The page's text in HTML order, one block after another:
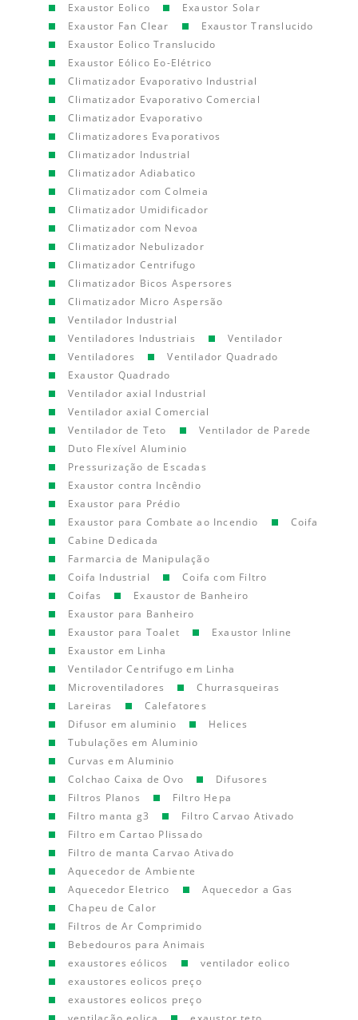
Exaustor Eolico
Exaustor Solar
Exaustor Fan Clear
Exaustor Translucido
Exaustor Eolico Translucido
Exaustor Eólico Eo-Elétrico
Climatizador Evaporativo Industrial
Climatizador Evaporativo Comercial
Climatizador Evaporativo
Climatizadores Evaporativos
Climatizador Industrial
Climatizador Adiabatico
Climatizador com Colmeia
Climatizador Umidificador
Climatizador com Nevoa
Climatizador Nebulizador
Climatizador Centrifugo
Climatizador Bicos Aspersores
Climatizador Micro Aspersão
Ventilador Industrial
Ventiladores Industriais
Ventilador
Ventiladores
Ventilador Quadrado
Exaustor Quadrado
Ventilador axial Industrial
Ventilador axial Comercial
Ventilador de Teto
Ventilador de Parede
Duto Flexível Aluminio
Pressurização de Escadas
Exaustor contra Incêndio
Exaustor para Prédio
Exaustor para Combate ao Incendio
Coifa
Cabine Dedicada
Farmarcia de Manipulação
Coifa Industrial
Coifa com Filtro
Coifas
Exaustor de Banheiro
Exaustor para Banheiro
Exaustor para Toalet
Exaustor Inline
Exaustor em Linha
Ventilador Centrifugo em Linha
Microventiladores
Churrasqueiras
Lareiras
Calefatores
Difusor em aluminio
Helices
Tubulações em Aluminio
Curvas em Aluminio
Colchao Caixa de Ovo
Difusores
Filtros Planos
Filtro Hepa
Filtro manta g3
Filtro Carvao Ativado
Filtro em Cartao Plissado
Filtro de manta Carvao Ativado
Aquecedor de Ambiente
Aquecedor Eletrico
Aquecedor a Gas
Chapeu de Calor
Filtros de Ar Comprimido
Bebedouros para Animais
exaustores eólicos
ventilador eolico
exaustores eolicos preço
exaustores eolicos preço